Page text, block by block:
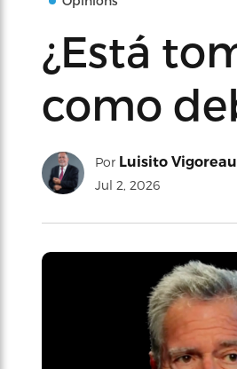
¿Está
como
Por Luisito
Jul 2, 2026